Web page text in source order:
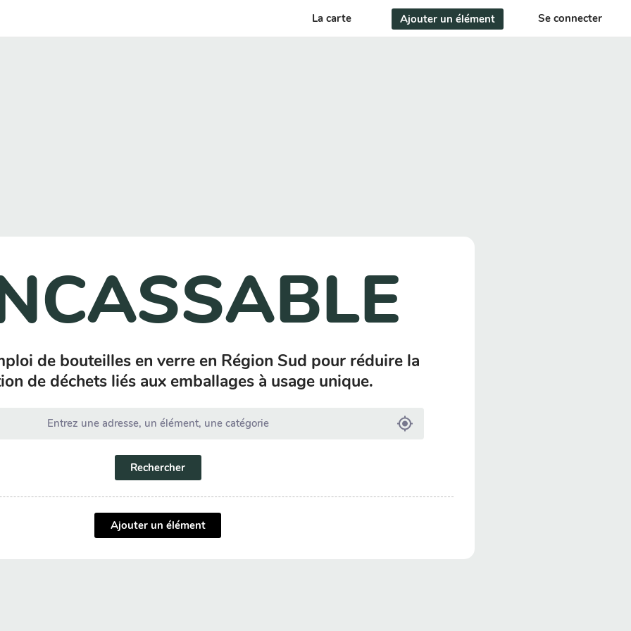
La carte Ajouter un élément Se connecter
de bouteilles en verre en Région Sud pour réduire la
de déchets liés aux emballages à usage unique.
Rechercher
Ajouter un élément